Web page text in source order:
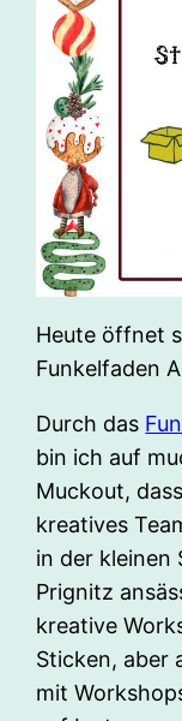
Heute öffnet
Funkelfaden
Durch das
bin ich auf
Muckout,
kreatives
in der kleinen
Prignitz
kreative
Sticken, aber
mit